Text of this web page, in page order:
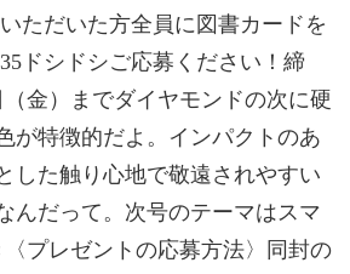
ただいた方全員に図書カードを
ドシドシご応募ください！締
（金）までダイヤモンドの次に硬
が特徴的だよ。インパクトのあ
した触り心地で敬遠されやすい
んだって。次号のテーマはスマ
プレゼントの応募方法〉同封の